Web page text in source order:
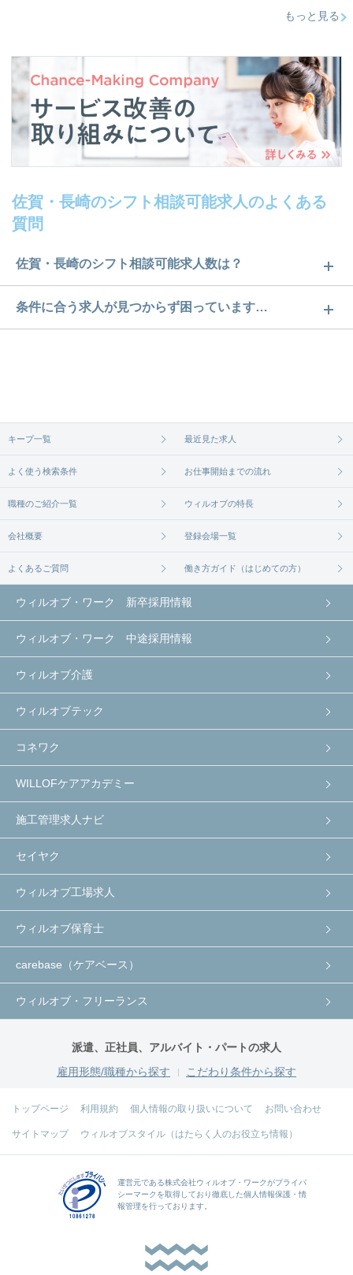
もっと見る
佐賀・長崎のシフト相談可能求人のよくある
質問
佐賀・長崎のシフト相談可能求人数は？
佐賀・長崎のシフト相談可能求人数は17件です。ど
のような求人があるかぜひチェックしてみてくださ
条件に合う求人が見つからず困っています…
無料相談の登録はコチラから
キープ一覧 最近見た求人
よく使う検索条件 お仕事開始までの流れ
職種のご紹介一覧 ウィルオブの特長
会社概要 登録会場一覧
よくあるご質問 働き方ガイド（はじめての方）
ウィルオブ・ワーク 新卒採用情報
ウィルオブ・ワーク 中途採用情報
ウィルオブ介護
ウィルオブテック
コネワク
WILLOFケアアカデミー
施工管理求人ナビ
セイヤク
ウィルオブ工場求人
ウィルオブ保育士
carebase（ケアベース）
ウィルオブ・フリーランス
派遣、正社員、アルバイト・パートの求人
雇用形態/職種から探す
こだわり条件から探す
トップページ 利用規約 個人情報の取り扱いについて お問い合わせ
サイトマップ ウィルオブスタイル（はたらく人のお役立ち情報）
運営元である株式会社ウィルオブ・ワークがプライバ
シーマークを取得しており徹底した個人情報保護・情
報管理を行っております。